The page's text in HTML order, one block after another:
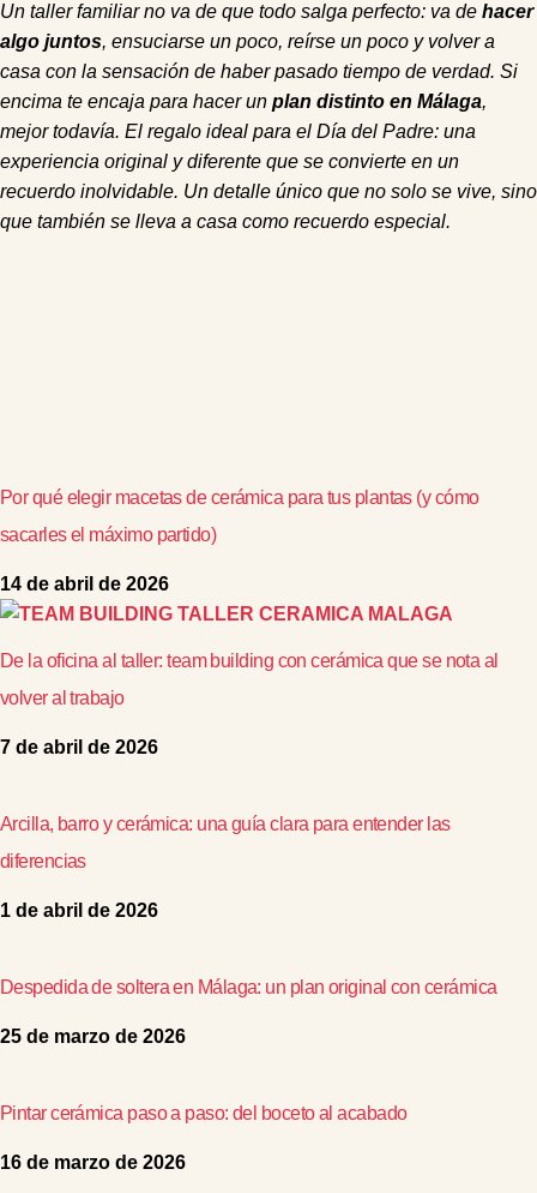
Un taller familiar no va de que todo salga perfecto: va de hacer
algo juntos, ensuciarse un poco, reírse un poco y volver a
casa con la sensación de haber pasado tiempo de verdad. Si
encima te encaja para hacer un plan distinto en Málaga,
mejor todavía. El regalo ideal para el Día del Padre: una
experiencia original y diferente que se convierte en un
recuerdo inolvidable. Un detalle único que no solo se vive, sino
que también se lleva a casa como recuerdo especial.
Por qué elegir macetas de cerámica para tus plantas (y cómo
sacarles el máximo partido)
14 de abril de 2026
De la oficina al taller: team building con cerámica que se nota al
volver al trabajo
7 de abril de 2026
Arcilla, barro y cerámica: una guía clara para entender las
diferencias
1 de abril de 2026
Despedida de soltera en Málaga: un plan original con cerámica
25 de marzo de 2026
Pintar cerámica paso a paso: del boceto al acabado
16 de marzo de 2026